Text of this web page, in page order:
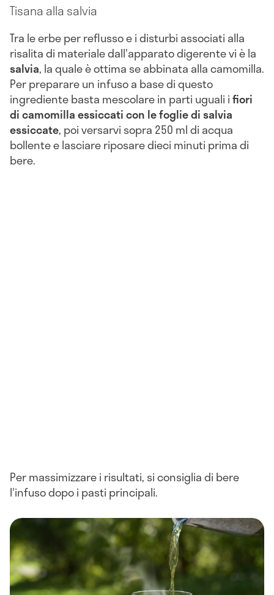
Tisana alla salvia
Tra le erbe per reflusso e i disturbi associati alla
risalita di materiale dall'apparato digerente vi è la
salvia, la quale è ottima se abbinata alla camomilla.
Per preparare un infuso a base di questo
ingrediente basta mescolare in parti uguali ifiori
di camomilla essiccati con le foglie di salvia
essiccate, poi versarvi sopra 250 ml di acqua
bollente e lasciare riposare dieci minuti prima di
bere.
Per massimizzare i risultati, si consiglia di bere
l'infuso dopo i pasti principali.